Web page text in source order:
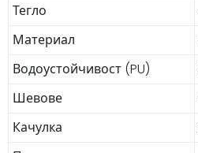
Тегло
Материал
Водоустойчивост (PU)
Шевове
Качулка